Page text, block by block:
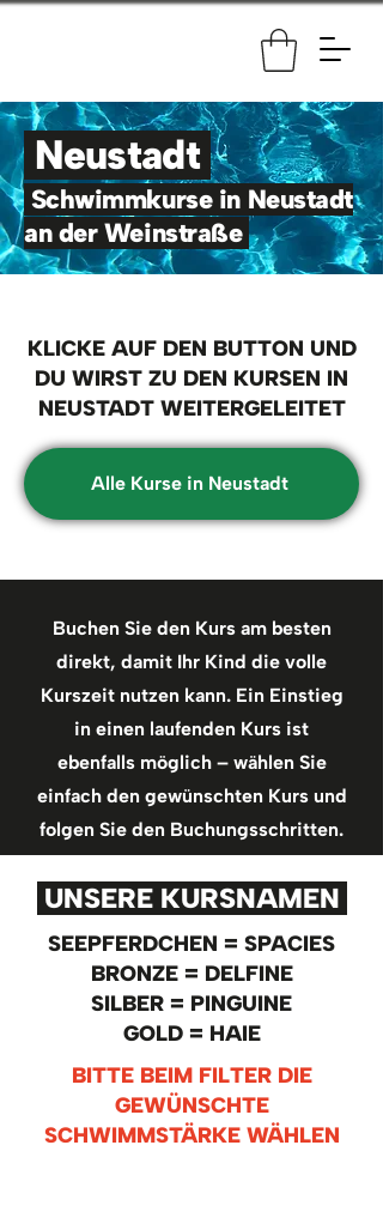
Neustadt
Schwimmkurse in Neustadt
an der Weinstraße
KLICKE AUF DEN BUTTON UND
DU WIRST ZU DEN KURSEN IN
NEUSTADT WEITERGELEITET
Alle Kurse in Neustadt
Buchen Sie den Kurs am besten
direkt, damit Ihr Kind die volle
Kurszeit nutzen kann. Ein Einstieg
in einen laufenden Kurs ist
ebenfalls möglich – wählen Sie
einfach den gewünschten Kurs und
folgen Sie den Buchungsschritten.
UNSERE KURSNAMEN
SEEPFERDCHEN = SPACIES
BRONZE = DELFINE
SILBER = PINGUINE
GOLD = HAIE
BITTE BEIM FILTER DIE
GEWÜNSCHTE
SCHWIMMSTÄRKE WÄHLEN